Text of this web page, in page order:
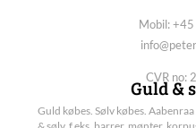
Mobil:
CVR no:
Guld &
Guld købes. Sølv købes.